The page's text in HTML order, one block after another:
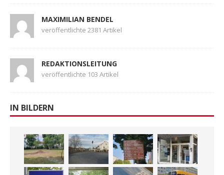
MAXIMILIAN BENDEL
veröffentlichte 2381 Artikel
REDAKTIONSLEITUNG
veröffentlichte 103 Artikel
IN BILDERN